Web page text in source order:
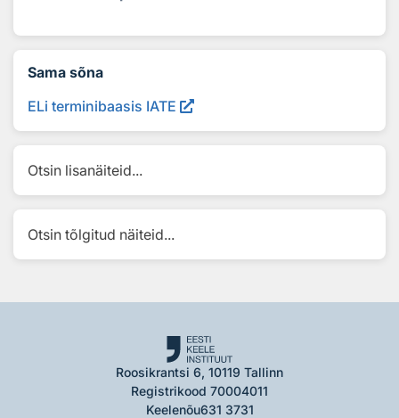
Sama sõna
ELi terminibaasis IATE
Otsin lisanäiteid...
Otsin tõlgitud näiteid...
Roosikrantsi 6, 10119 Tallinn
Registrikood 70004011
Keelenõu631 3731